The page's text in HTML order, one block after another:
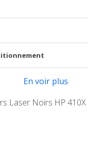
En voir plus
Laser Noirs HP 410X